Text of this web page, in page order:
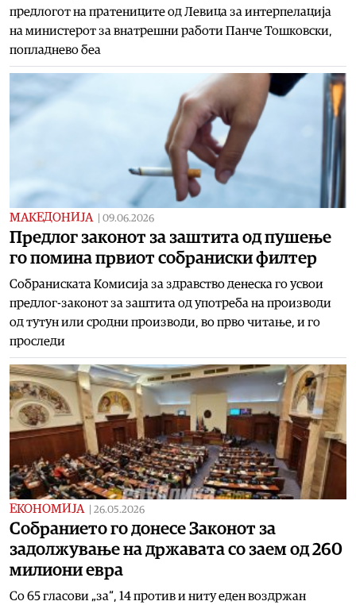
предлогот на пратениците од Левица за интерпелација
на министерот за внатрешни работи Панче Тошковски,
попладнево беа
МАКЕДОНИЈА 09.06.2026
Предлог законот за заштита од пушење
го помина првиот собраниски филтер
Собраниската Комисија за здравство денеска го усвои
предлог-законот за заштита од употреба на производи
од тутун или сродни производи, во прво читање, и го
проследи
ЕКОНОМИЈА 26.05.2026
Собранието го донесе Законот за
задолжување на државата со заем од 260
милиони евра
Со 65 гласови „за“, 14 против и ниту еден воздржан